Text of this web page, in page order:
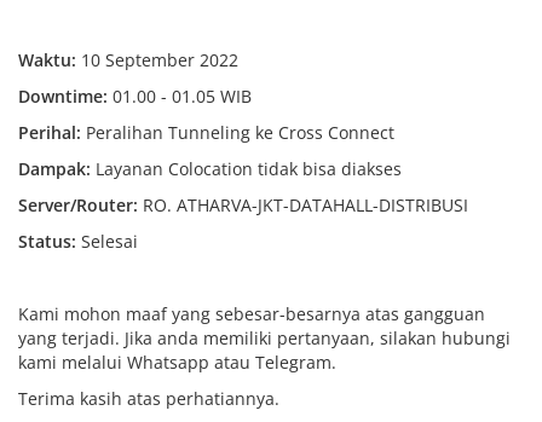
Waktu: 10 September 2022
Downtime: 01.00 - 01.05 WIB
Perihal: Peralihan Tunneling ke Cross Connect
Dampak: Layanan Colocation tidak bisa diakses
Server/Router: RO. ATHARVA-JKT-DATAHALL-DISTRIBUSI
Status: Selesai
Kami mohon maaf yang sebesar-besarnya atas gangguan
yang terjadi. Jika anda memiliki pertanyaan, silakan hubungi
kami melalui Whatsapp atau Telegram.
Terima kasih atas perhatiannya.